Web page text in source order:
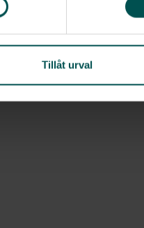
Tillåt urval